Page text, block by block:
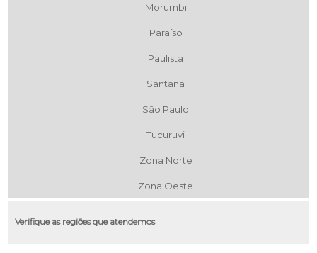
Morumbi
Paraíso
Paulista
Santana
São Paulo
Tucuruvi
Zona Norte
Zona Oeste
Verifique as regiões que atendemos